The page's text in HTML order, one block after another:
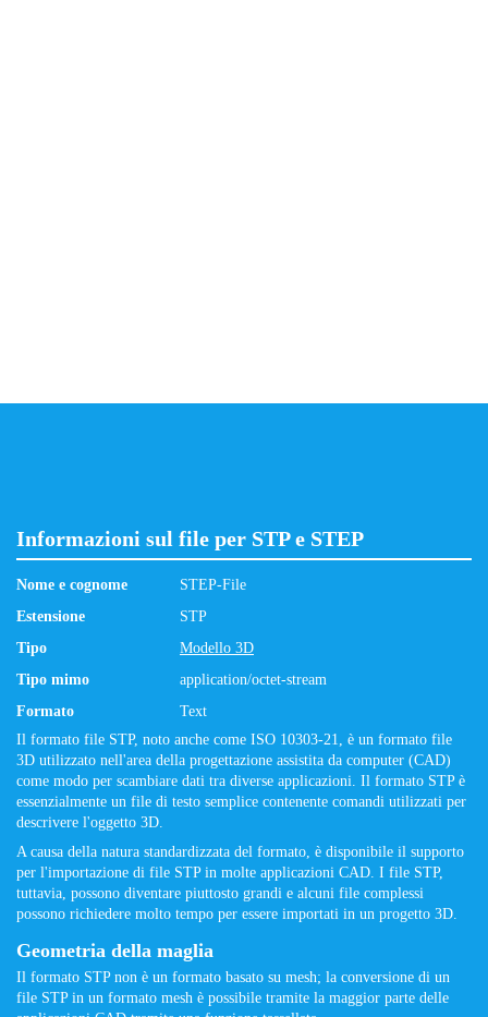
Informazioni sul file per STP e STEP
Nome e cognome
STEP-File
Estensione
STP
Tipo
Modello 3D
Tipo mimo
application/octet-stream
Formato
Text
Il formato file STP, noto anche come ISO 10303-21, è un formato file
3D utilizzato nell'area della progettazione assistita da computer (CAD)
come modo per scambiare dati tra diverse applicazioni. Il formato STP è
essenzialmente un file di testo semplice contenente comandi utilizzati per
descrivere l'oggetto 3D.
A causa della natura standardizzata del formato, è disponibile il supporto
per l'importazione di file STP in molte applicazioni CAD. I file STP,
tuttavia, possono diventare piuttosto grandi e alcuni file complessi
possono richiedere molto tempo per essere importati in un progetto 3D.
Geometria della maglia
Il formato STP non è un formato basato su mesh; la conversione di un
file STP in un formato mesh è possibile tramite la maggior parte delle